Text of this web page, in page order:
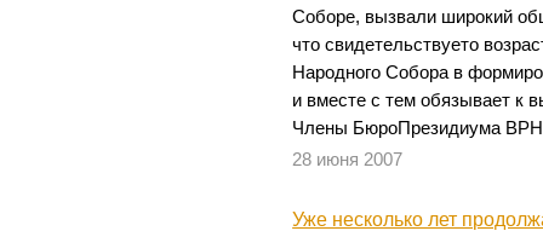
Соборе, вызвали широкий
что свидетельствуето
Народного Собора в
и вместе с тем обязывает к
Члены БюроПрезидиума
28 июня 2007
Уже несколько лет